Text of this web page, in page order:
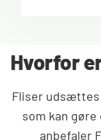
Hvorfor
Fliser udsættes
som kan
anbefaler